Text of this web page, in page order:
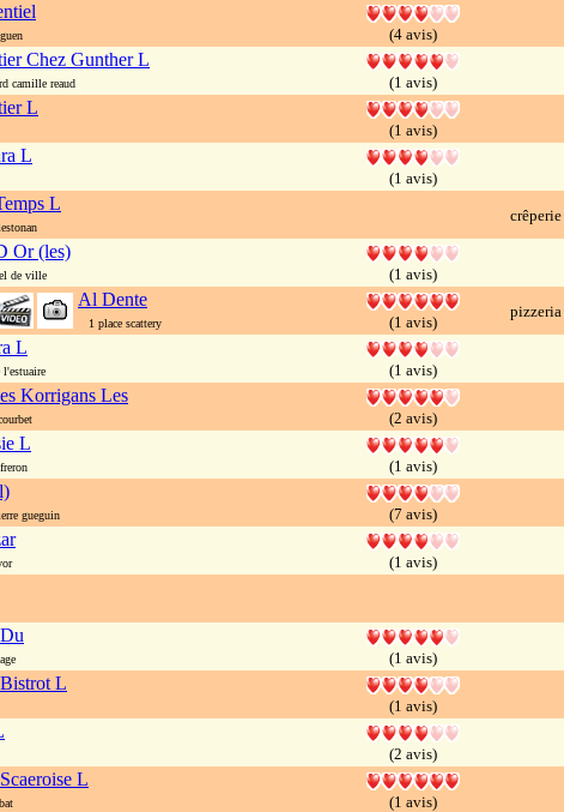
(4 avis)
Chez Gunther L
camille reaud (1 avis)
L
(1 avis)
L
(1 avis)
L
crêperie
Or (les)
de ville (1 avis)
Al Dente
1 place scattery (1 avis)
pizzeria
L
(1 avis)
Korrigans Les
(2 avis)
L
(1 avis)
gueguin (7 avis)
(1 avis)
(1 avis)
L
(1 avis)
(2 avis)
L
(1 avis)